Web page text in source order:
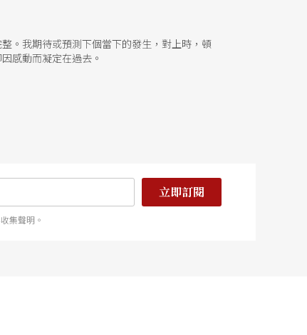
。我期待或預測下個當下的發生，對上時，頓
感動而凝定在過去。
立即訂閱
集聲明。